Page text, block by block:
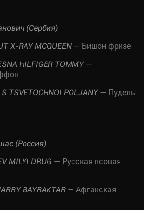
(Сербия)
X-RAY MCQUEEN — Бишон фризе
HILFIGER TOMMY—
S TSVETOCHNOI POLJANY— Пудель
(Россия)
MILYI DRUG — Русская псовая
BAYRAKTAR — Афганская